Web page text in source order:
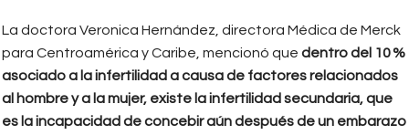
La doctora Veronica Hernández, directora Médica de Merck
para Centroamérica y Caribe, mencionó que dentro del 10 %
asociado a la infertilidad a causa de factores relacionados
al hombre y a la mujer, existe la infertilidad secundaria, que
es la incapacidad de concebir aún después de un embarazo